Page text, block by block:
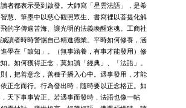
者都表示受到啟發。大師寫「星雲法語」，是希
慧、筆墨中以慈心觀照眾生、書寫裡以菩提化解
的字傳遍苦海、讓光明的法義喚醒迷魂。工商社
讀者時時警惕自己精進德業。平時如何修養，涵
學在「致知」。（無事涵養，有事才能發用）修
。如何獲得正念，莫如讀「經典」、「法語」。
，把善意念，善種子播入心中。遇事發用，才能
正念而行。行為發出時，隨時要以正念格正。如
天下事事皆正。若遇事而發時，法語也像一帖